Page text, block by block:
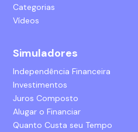
Categorias
Vídeos
Simuladores
Independência Financeira
Investimentos
Juros Composto
Alugar o Financiar
Quanto Custa seu Tempo